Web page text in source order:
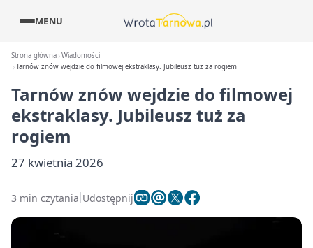
MENU
Strona główna Wiadomości
Tarnów znów wejdzie do filmowej ekstraklasy. Jubileusz tuż za rogiem
Tarnów znów wejdzie do filmowej
ekstraklasy. Jubileusz tuż za
rogiem
27 kwietnia 2026
3 min czytania Udostępnij